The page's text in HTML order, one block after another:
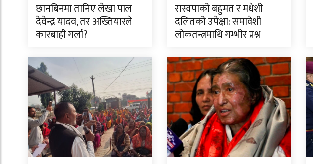
छानबिनमा तानिए लेखा पाल
देवेन्द्र यादव, तर अख्तियारले
कारबाही गर्ला?
रास्वपाको बहुमत र मधेशी
दलितको उपेक्षा: समावेशी
लोकतन्त्रमाथि गम्भीर प्रश्न